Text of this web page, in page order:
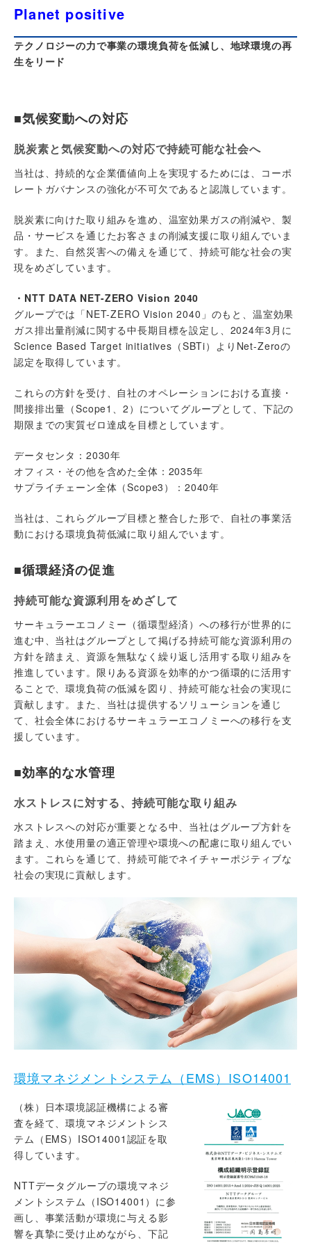
Planet positive
テクノロジーの力で事業の環境負荷を低減し、地球環境の再
生をリード
■気候変動への対応
脱炭素と気候変動への対応で持続可能な社会へ
当社は、持続的な企業価値向上を実現するためには、コーポ
レートガバナンスの強化が不可欠であると認識しています。
脱炭素に向けた取り組みを進め、温室効果ガスの削減や、製
品・サービスを通じたお客さまの削減支援に取り組んでいま
す。また、自然災害への備えを通じて、持続可能な社会の実
現をめざしています。
・NTT DATA NET-ZERO Vision 2040
グループでは「NET-ZERO Vision 2040」のもと、温室効果
ガス排出量削減に関する中長期目標を設定し、2024年3月に
Science Based Target initiatives（SBTi）よりNet-Zeroの
認定を取得しています。
これらの方針を受け、自社のオペレーションにおける直接・
間接排出量（Scope1、2）についてグループとして、下記の
期限までの実質ゼロ達成を目標としています。
データセンタ：2030年
オフィス・その他を含めた全体：2035年
サプライチェーン全体（Scope3）：2040年
当社は、これらグループ目標と整合した形で、自社の事業活
動における環境負荷低減に取り組んでいます。
■循環経済の促進
持続可能な資源利用をめざして
サーキュラーエコノミー（循環型経済）への移行が世界的に
進む中、当社はグループとして掲げる持続可能な資源利用の
方針を踏まえ、資源を無駄なく繰り返し活用する取り組みを
推進しています。限りある資源を効率的かつ循環的に活用す
ることで、環境負荷の低減を図り、持続可能な社会の実現に
貢献します。また、当社は提供するソリューションを通じ
て、社会全体におけるサーキュラーエコノミーへの移行を支
援しています。
■効率的な水管理
水ストレスに対する、持続可能な取り組み
水ストレスへの対応が重要となる中、当社はグループ方針を
踏まえ、水使用量の適正管理や環境への配慮に取り組んでい
ます。これらを通じて、持続可能でネイチャーポジティブな
社会の実現に貢献します。
環境マネジメントシステム（EMS）ISO14001
（株）日本環境認証機構による審
査を経て、環境マネジメントシス
テム（EMS）ISO14001認証を取
得しています。
NTTデータグループの環境マネジ
メントシステム（ISO14001）に参
画し、事業活動が環境に与える影
響を真摯に受け止めながら、下記